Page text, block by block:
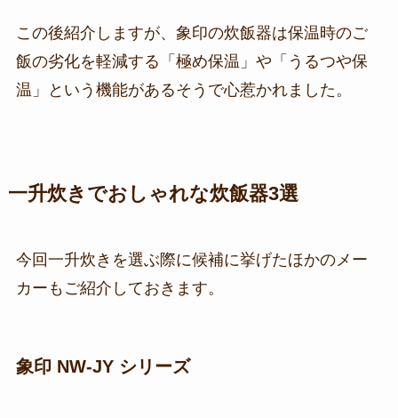
この後紹介しますが、象印の炊飯器は保温時のご
飯の劣化を軽減する「極め保温」や「うるつや保
温」という機能があるそうで心惹かれました。
一升炊きでおしゃれな炊飯器3選
今回一升炊きを選ぶ際に候補に挙げたほかのメー
カーもご紹介しておきます。
象印 NW-JY シリーズ